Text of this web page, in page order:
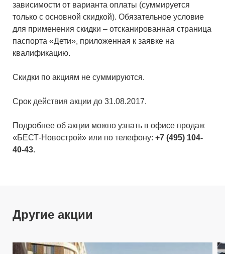
зависимости от варианта оплаты (суммируется
только с основной скидкой). Обязательное условие
для применения скидки – отсканированная страница
паспорта «Дети», приложенная к заявке на
квалификацию.
Скидки по акциям не суммируются.
Срок действия акции до 31.08.2017.
Подробнее об акции можно узнать в офисе продаж
«БЕСТ-Новострой» или по телефону: +7 (495) 104-
40-43.
Другие акции